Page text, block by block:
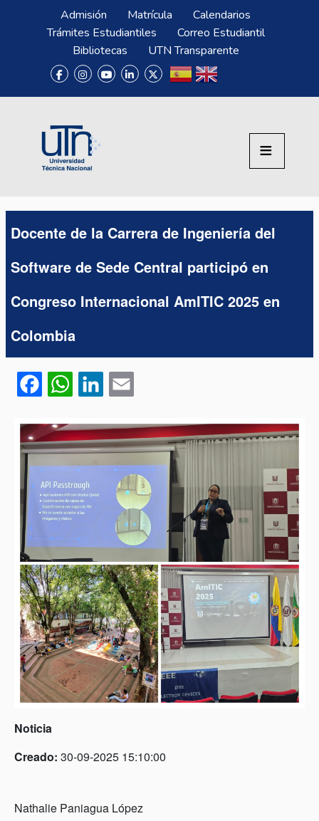
Pasar al contenido principal
Menú SuperiorAdmisión Matrícula
Calendarios
Trámites Estudiantiles
Correo Estudiantil
Bibliotecas
UTN Transparente
Docente de la Carrera de Ingeniería del
Software de Sede Central participó en
Congreso Internacional AmITIC 2025 en
Colombia
FacebookWhatsApp
LinkedIn
Noticia
Creado: 30-09-2025 15:10:00
Nathalie Paniagua López